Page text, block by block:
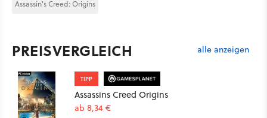
Assassin's Creed: Origins
PREISVERGLEICH alle anzeigen
TIPP
Assassins Creed Origins
ab 8,34 €